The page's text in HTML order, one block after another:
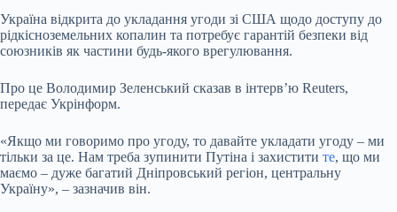
Україна відкрита до укладання угоди зі США щодо доступу до
рідкісноземельних копалин та потребує гарантій безпеки від
союзників як частини будь-якого врегулювання.
Про це Володимир Зеленський сказав в інтерв’ю Reuters,
передає Укрінформ.
«Якщо ми говоримо про угоду, то давайте укладати угоду – ми
тільки за це. Нам треба зупинити Путіна і захистити те, що ми
маємо – дуже багатий Дніпровський регіон, центральну
Україну», – зазначив він.